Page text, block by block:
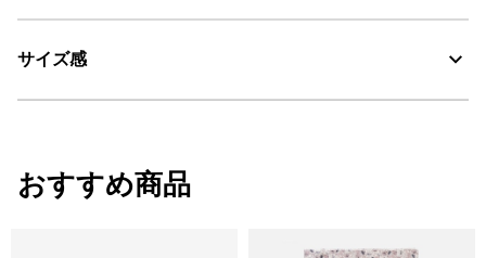
Water Repellent：撥水
・色：ノワール（ブラック） (002)
サイズ感
W27.5 x H18.5 x D3.5cm
おすすめ商品